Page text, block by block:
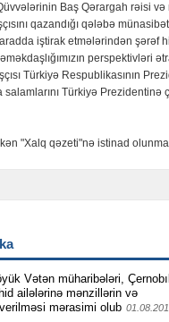
Baş Qərargah rəisi
qazandığı qələbə
iştirak etmələrindən şərəf
perspektivləri
Türkiyə Respublikasının
Türkiyə Prezidentinə
"Xalq qəzeti"nə istinad
Vətən müharibələri, Çernobıl
ailələrinə mənzillərin və
mərasimi olub